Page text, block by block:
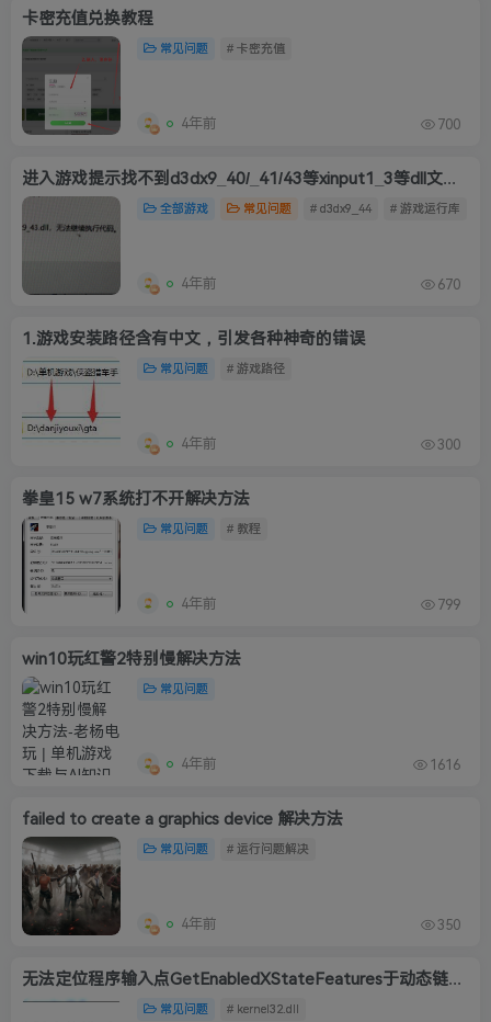
卡密充值兑换教程
常见问题 # 卡密充值
4年前 700
进入游戏提示找不到d3dx9_40/_41/43等xinput1_3等dll文件无法继续执行代码
全部游戏 常见问题 # d3dx9_44 # 游戏运行库
4年前 670
1.游戏安装路径含有中文，引发各种神奇的错误
常见问题 # 游戏路径
4年前 300
拳皇15 w7系统打不开解决方法
常见问题 # 教程
4年前 799
win10玩红警2特别慢解决方法
常见问题
4年前 1616
failed to create a graphics device 解决方法
常见问题 # 运行问题解决
4年前 350
无法定位程序输入点GetEnabledXStateFeatures于动态链接库 KERNEL32.dIl 上。
常见问题 # kernel32.dll